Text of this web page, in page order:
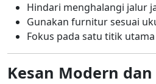
Hindari menghalangi jalur
Gunakan furnitur sesuai
Fokus pada satu titik
Kesan Modern dan